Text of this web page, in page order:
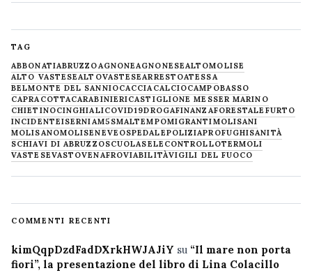
TAG
ABBONATIABRUZZOAGNONEAGNONESEALTOMOLISE
ALTO VASTESEALTOVASTESEARRESTOATESSA
BELMONTE DEL SANNIOCACCIACALCIOCAMPOBASSO
CAPRACOTTACARABINIERICASTIGLIONE MESSER MARINO
CHIETINOCINGHIALICOVID19DROGAFINANZAFORESTALE FURTO
INCIDENTEISERNIAM5SMALTEMPOMIGRANTIMOLISANI
MOLISANOMOLISENEVE OSPEDALEPOLIZIAPROFUGHISANITÀ
SCHIAVI DI ABRUZZOSCUOLASELECONTROLLOTERMOLI
VASTESEVASTOVENAFROVIABILITÀVIGILI DEL FUOCO
COMMENTI RECENTI
kimQqpDzdFadDXrkHWJAJiY su “Il mare non porta
fiori”, la presentazione del libro di Lina Colacillo